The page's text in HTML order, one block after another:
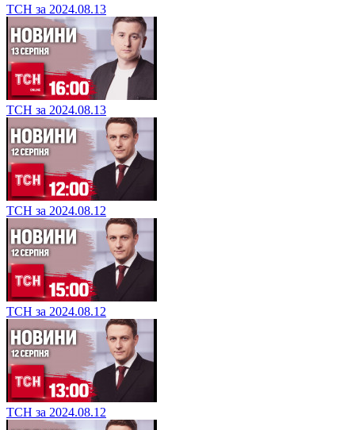
ТСН за 2024.08.13
ТСН за 2024.08.13
ТСН за 2024.08.12
ТСН за 2024.08.12
ТСН за 2024.08.12